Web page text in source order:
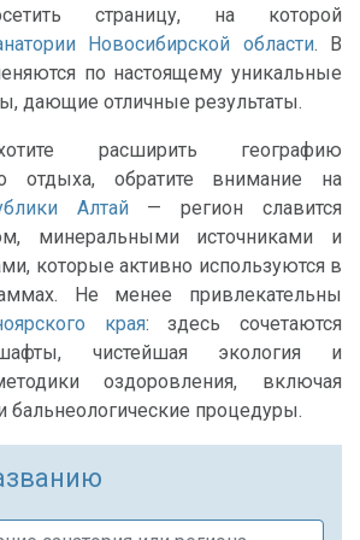
страницу, на которой
Новосибирской области. В
по настоящему уникальные
дающие отличные результаты.
расширить географию
отдыха, обратите внимание на
Алтай— регион славится
минеральными источниками и
которые активно используются в
Не менее привлекательны
края: здесь сочетаются
чистейшая экология и
оздоровления, включая
бальнеологические процедуры.